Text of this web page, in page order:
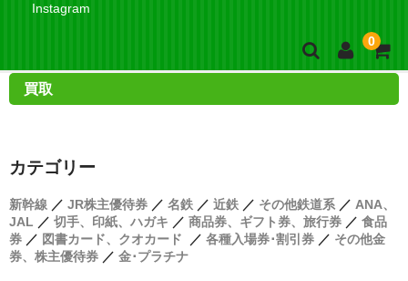
Instagram
0
ホーム
買取・買取査定
買取 金・プラチナ
外貨両替
買取
カテゴリー
新幹線 ／ JR株主優待券 ／ 名鉄 ／ 近鉄 ／ その他鉄道系 ／ ANA、
JAL ／ 切手、印紙、ハガキ ／ 商品券、ギフト券、旅行券 ／ 食品
券 ／ 図書カード、クオカード ／ 各種入場券･割引券 ／ その他金
券、株主優待券 ／ 金･プラチナ